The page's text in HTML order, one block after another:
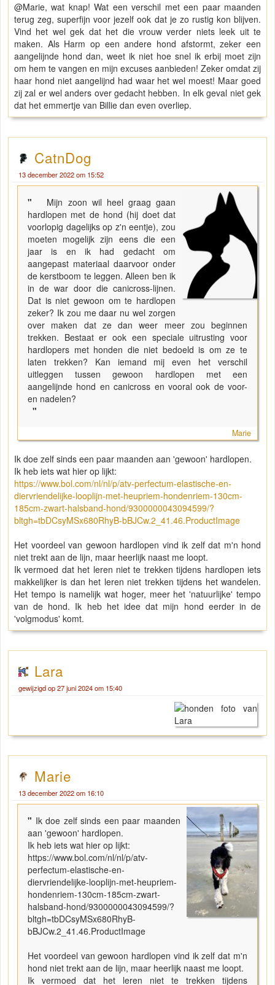
@Marie, wat knap! Wat een verschil met een paar maanden
terug zeg, superfijn voor jezelf ook dat je zo rustig kon blijven.
Vind het wel gek dat het die vrouw verder niets leek uit te
maken. Als Harm op een andere hond afstormt, zeker een
aangelijnde hond dan, weet ik niet hoe snel ik erbij moet zijn
om hem te vangen en mijn excuses aanbieden! Zeker omdat zij
haar hond niet aangelijnd had waar het wel moest! Maar goed
zij zal er wel anders over gedacht hebben. In elk geval niet gek
dat het emmertje van Billie dan even overliep.
CatnDog
13 december 2022 om 15:52
" Mijn zoon wil heel graag gaan
hardlopen met de hond (hij doet dat
voorlopig dagelijks op z'n eentje), zou
moeten mogelijk zijn eens die een
jaar is en ik had gedacht om
aangepast materiaal daarvoor onder
de kerstboom te leggen. Alleen ben ik
in de war door die canicross-lijnen.
Dat is niet gewoon om te hardlopen
zeker? Ik zou me daar nu wel zorgen
over maken dat ze dan weer meer zou beginnen
trekken. Bestaat er ook een speciale uitrusting voor
hardlopers met honden die niet bedoeld is om ze te
laten trekken? Kan iemand mij even het verschil
uitleggen tussen gewoon hardlopen met een
aangelijnde hond en canicross en vooral ook de voor-
en nadelen?
"
Marie
Ik doe zelf sinds een paar maanden aan 'gewoon' hardlopen.
Ik heb iets wat hier op lijkt:
https://www.bol.com/nl/nl/p/atv-perfectum-elastische-en-
diervriendelijke-looplijn-met-heupriem-hondenriem-130cm-
185cm-zwart-halsband-hond/9300000043094599/?
bltgh=tbDCsyMSx680RhyB-bBJCw.2_41.46.ProductImage
Het voordeel van gewoon hardlopen vind ik zelf dat m'n hond
niet trekt aan de lijn, maar heerlijk naast me loopt.
Ik vermoed dat het leren niet te trekken tijdens hardlopen iets
makkelijker is dan het leren niet trekken tijdens het wandelen.
Het tempo is namelijk wat hoger, meer het 'natuurlijke' tempo
van de hond. Ik heb het idee dat mijn hond eerder in de
'volgmodus' komt.
Lara
gewijzigd op 27 juni 2024 om 15:40
Marie
13 december 2022 om 16:10
" Ik doe zelf sinds een paar maanden
aan 'gewoon' hardlopen.
Ik heb iets wat hier op lijkt:
https://www.bol.com/nl/nl/p/atv-
perfectum-elastische-en-
diervriendelijke-looplijn-met-heupriem-
hondenriem-130cm-185cm-zwart-
halsband-hond/9300000043094599/?
bltgh=tbDCsyMSx680RhyB-
bBJCw.2_41.46.ProductImage
Het voordeel van gewoon hardlopen vind ik zelf dat m'n
hond niet trekt aan de lijn, maar heerlijk naast me loopt.
Ik vermoed dat het leren niet te trekken tijdens